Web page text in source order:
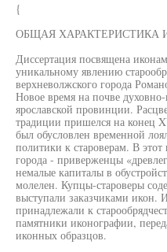
{
ОБЩАЯ ХАРАКТЕРИСТИКА
Диссертация посвящена
уникальному явлению
верхневолжского города
Новое время на почве
ярославской провинции.
традиции пришелся на конец
был обусловлен временной
политики к староверам. В этот
города - приверженцы
немалые капиталы в
молелен. Купцы-староверы
выступали заказчиками
принадлежали к
памятники иконографии,
иконных образцов.